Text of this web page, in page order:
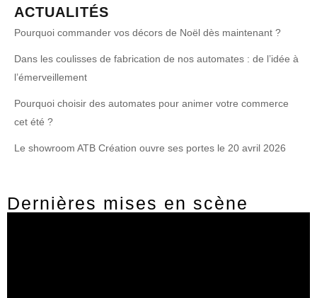
ACTUALITÉS
Pourquoi commander vos décors de Noël dès maintenant ?
Dans les coulisses de fabrication de nos automates : de l’idée à
l’émerveillement
Pourquoi choisir des automates pour animer votre commerce
cet été ?
Le showroom ATB Création ouvre ses portes le 20 avril 2026
Dernières mises en scène